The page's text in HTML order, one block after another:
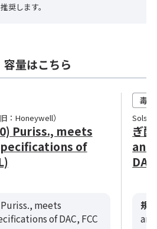
奨します。
量はこちら
：Honeywell）
Puriss., meets
of
Puriss., meets
of DAC, FCC
ぎ
規